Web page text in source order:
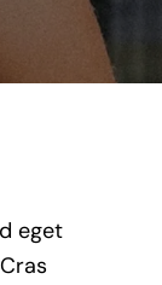
eget